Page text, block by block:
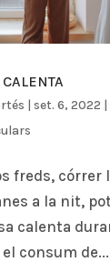
| set. 6, 2022 |
freds, córrer
a la nit,
calenta
consum de...